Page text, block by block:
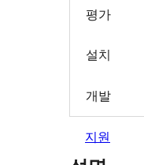
평가
설치
개발
지원